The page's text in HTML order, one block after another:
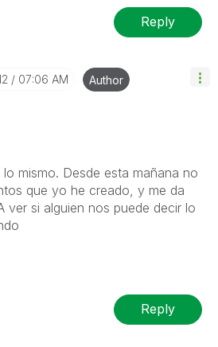
Reply
07:06 AM Author
mismo. Desde esta mañana no
que yo he creado, y me da
ver si alguien nos puede decir lo
Reply